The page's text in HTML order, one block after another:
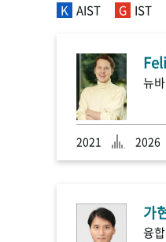
K AIST G IST
뉴
2021 2026
가
융